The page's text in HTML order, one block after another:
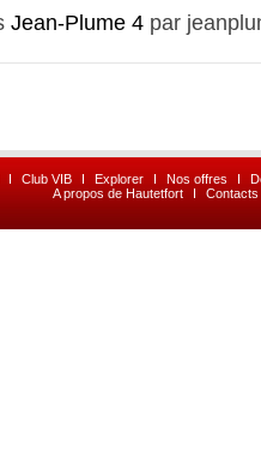
Jean-Plume 4 par
I Club VIB I Explorer I Nos offres I
A propos de Hautetfort
I Contacts